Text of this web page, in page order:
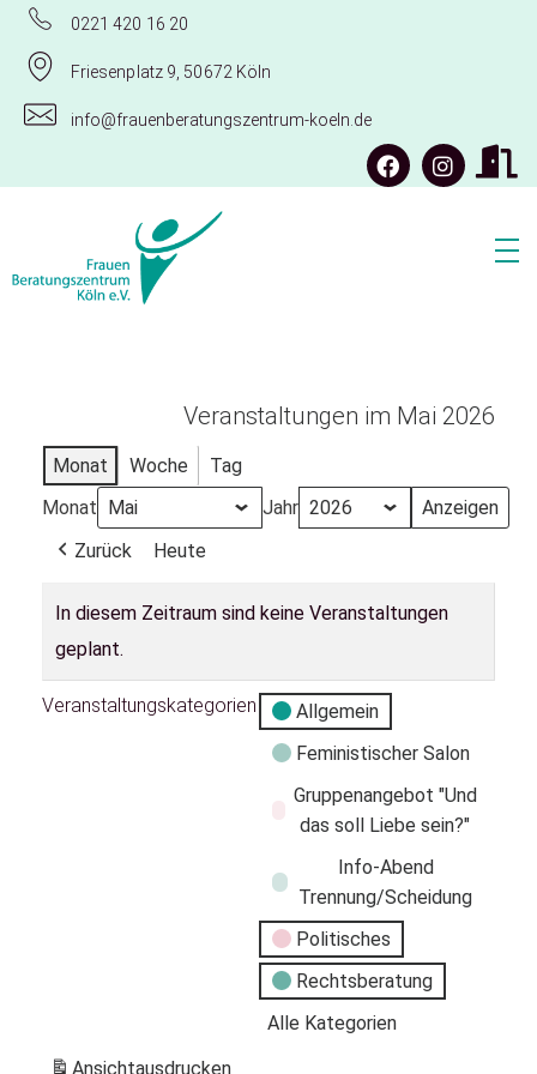
0221 420 16 20
Friesenplatz 9, 50672 Köln
info@frauenberatungszentrum-koeln.de
Veranstaltungen im Mai 2026
Monat Woche
Tag
Monat
Jahr
Zurück
Heute
In diesem Zeitraum sind keine Veranstaltungen
geplant.
Veranstaltungskategorien
Allgemein
Feministischer Salon
Gruppenangebot "Und
das soll Liebe sein?"
Info-Abend
Trennung/Scheidung
Politisches
Rechtsberatung
Alle Kategorien
Ansichtausdrucken